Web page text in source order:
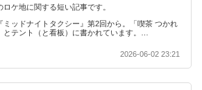
ロケ地に関する短い記事です。
ミッドナイトタクシー』第2回から。「喫茶 つかれ
とテント（と看板）に書かれています。…
2026-06-02 23:21